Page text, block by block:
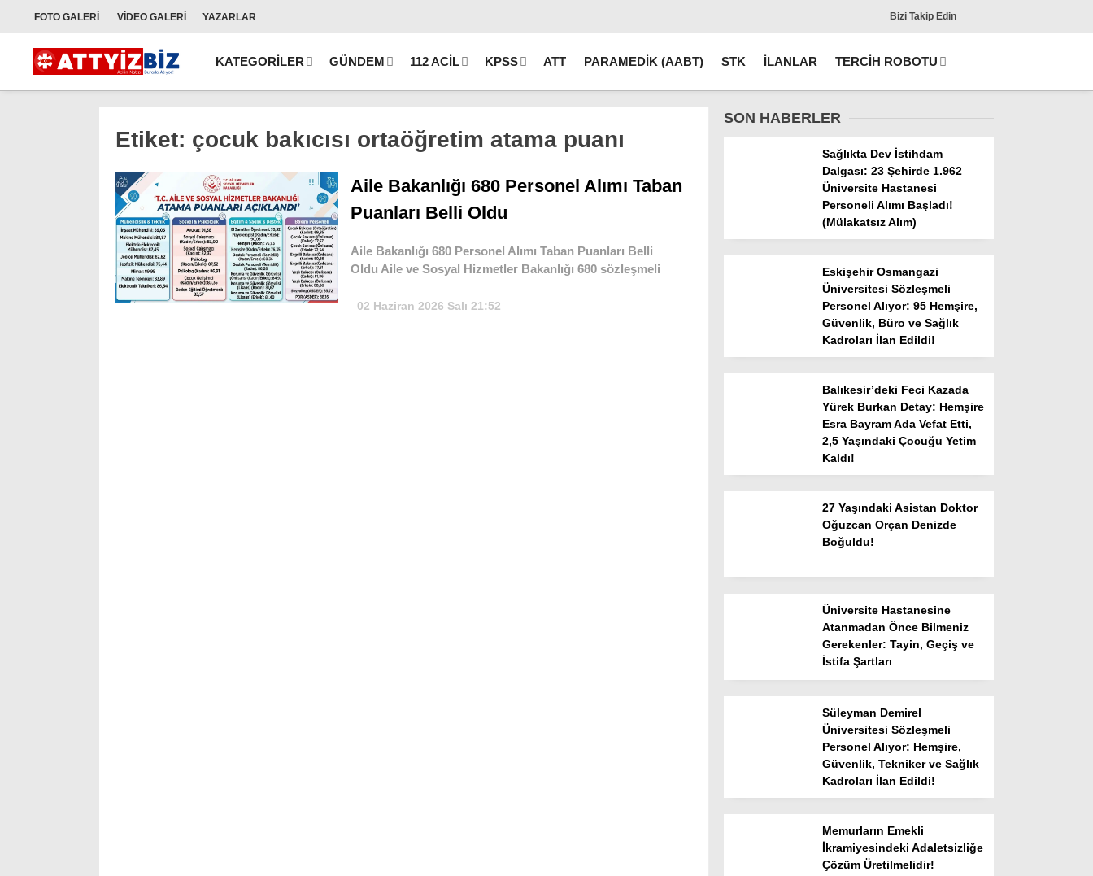
Gündem
KPSS
Tercih Robotu (Lisans)
Tercih Robotu (Lise)
WhatsApp İhbar
FOTO GALERİ VİDEO GALERİ YAZARLAR Bizi Takip Edin
KATEGORİLER GÜNDEM 112 ACİL KPSS ATT PARAMEDİK (AABT) STK İLANLAR TERCİH ROBOTU
Etiket: çocuk bakıcısı ortaöğretim atama puanı
Aile Bakanlığı 680 Personel Alımı Taban
Puanları Belli Oldu
Aile Bakanlığı 680 Personel Alımı Taban Puanları Belli
Oldu Aile ve Sosyal Hizmetler Bakanlığı 680 sözleşmeli
02 Haziran 2026 Salı 21:52
SON HABERLER
Sağlıkta Dev İstihdam
Dalgası: 23 Şehirde 1.962
Üniversite Hastanesi
Personeli Alımı Başladı!
(Mülakatsız Alım)
Eskişehir Osmangazi
Üniversitesi Sözleşmeli
Personel Alıyor: 95 Hemşire,
Güvenlik, Büro ve Sağlık
Kadroları İlan Edildi!
Balıkesir’deki Feci Kazada
Yürek Burkan Detay: Hemşire
Esra Bayram Ada Vefat Etti,
2,5 Yaşındaki Çocuğu Yetim
Kaldı!
27 Yaşındaki Asistan Doktor
Oğuzcan Orçan Denizde
Boğuldu!
Üniversite Hastanesine
Atanmadan Önce Bilmeniz
Gerekenler: Tayin, Geçiş ve
İstifa Şartları
Süleyman Demirel
Üniversitesi Sözleşmeli
Personel Alıyor: Hemşire,
Güvenlik, Tekniker ve Sağlık
Kadroları İlan Edildi!
Memurların Emekli
İkramiyesindeki Adaletsizliğe
Çözüm Üretilmelidir!